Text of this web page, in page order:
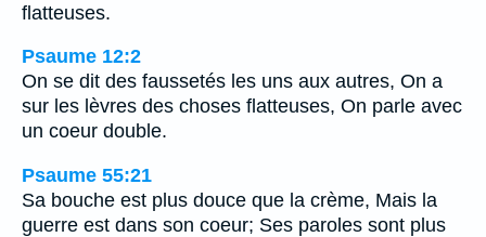
flatteuses.
Psaume 12:2
On se dit des faussetés les uns aux autres, On a
sur les lèvres des choses flatteuses, On parle avec
un coeur double.
Psaume 55:21
Sa bouche est plus douce que la crème, Mais la
guerre est dans son coeur; Ses paroles sont plus